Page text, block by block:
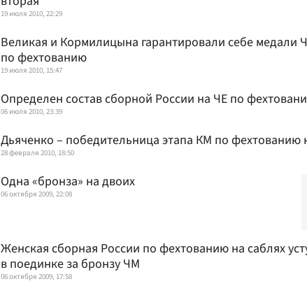
19 июля 2010, 22:29
Великая и Кормилицына гарантировали себе медали
по фехтованию
19 июля 2010, 15:47
Определен состав сборной России на ЧЕ по
06 июля 2010, 23:39
Дьяченко – победительница этапа КМ по фехтованию
28 февраля 2010, 18:50
Одна «бронза» на двоих
06 октября 2009, 22:08
Женская сборная России по фехтованию на саблях
в поединке за бронзу ЧМ
06 октября 2009, 17:58